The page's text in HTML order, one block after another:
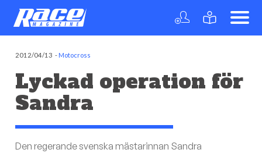
2012/04/13 -Motocross
Lyckad operation för
Sandra
Den regerande svenska mästarinnan Sandra